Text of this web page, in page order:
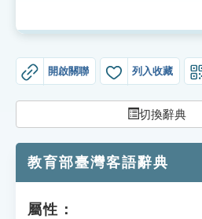
單字索引
生命大百科索引
遊戲專區
教學應用
開啟關聯 列入收藏
切換辭典
教育部臺灣客語辭典
屬性：